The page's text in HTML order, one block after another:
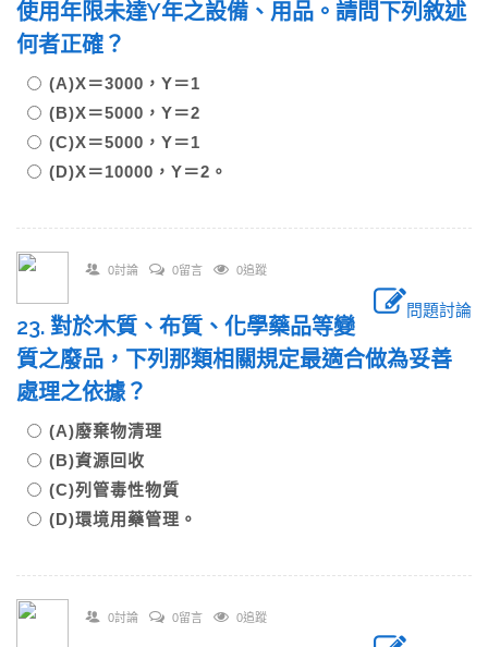
使用年限未達Y年之設備、用品。請問下列敘述
何者正確？
(A)X＝3000，Y＝1
(B)X＝5000，Y＝2
(C)X＝5000，Y＝1
(D)X＝10000，Y＝2。
0討論 0留言 0追蹤
問題討論
23. 對於木質、布質、化學藥品等變
質之廢品，下列那類相關規定最適合做為妥善
處理之依據？
(A)廢棄物清理
(B)資源回收
(C)列管毒性物質
(D)環境用藥管理。
0討論 0留言 0追蹤